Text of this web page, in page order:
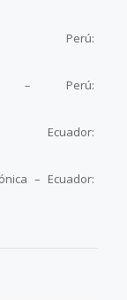
Perú:
– Perú:
Ecuador:
– Ecuador: